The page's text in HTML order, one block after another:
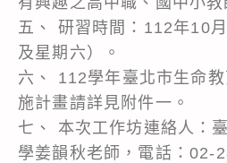
五、 研習時間：112年10
及星期六）。
六、 112學年臺北市生命
施計畫請詳見附件一。
七、 本次工作坊連絡人：
學姜韻秋老師，電話：02-